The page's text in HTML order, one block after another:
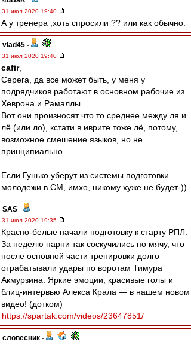
31 июл 2020 19:40
А у тренера ,хоть спросили ?? или как обычно.
vlad45 -
31 июл 2020 19:40
cafir,
Серега, да все может быть, у меня у
подрядчиков работают в основном рабочие из
Хеврона и Рамаллы.
Вот они произносят что то среднее между ля и
лё (или ло), кстати в иврите тоже лё, потому,
возможное смешение языков, но не
принципиально....
Если Гунько уберут из системы подготовки
молодежи в СМ, имхо, никому хуже не будет-))
SAS -
31 июл 2020 19:35
Красно-белые начали подготовку к старту РПЛ.
За неделю парни так соскучились по мячу, что
после основной части тренировки долго
отрабатывали удары по воротам Тимура
Акмурзина. Яркие эмоции, красивые голы и
блиц-интервью Алекса Крала — в нашем новом
видео! (дотком)
https://spartak.com/videos/23647851/
словесник -